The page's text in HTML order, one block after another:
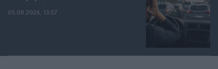
05.08.2026, 13:57